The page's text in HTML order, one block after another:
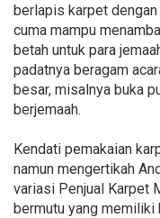
berlapis karpet
cuma mampu
betah untuk para
padatnya beragam
besar, misalnya buka
berjemaah.
Kendati pemakaian
namun mengertikah
variasi Penjual Karpet
bermutu yang memiliki